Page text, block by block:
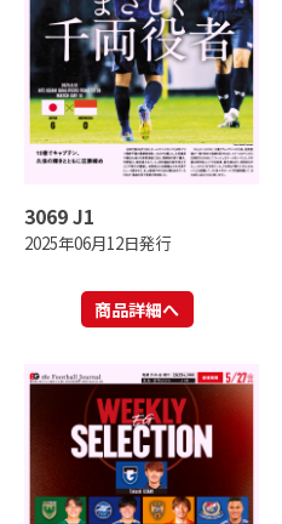
3069 J1
2025年06月12日発行
商品詳細へ